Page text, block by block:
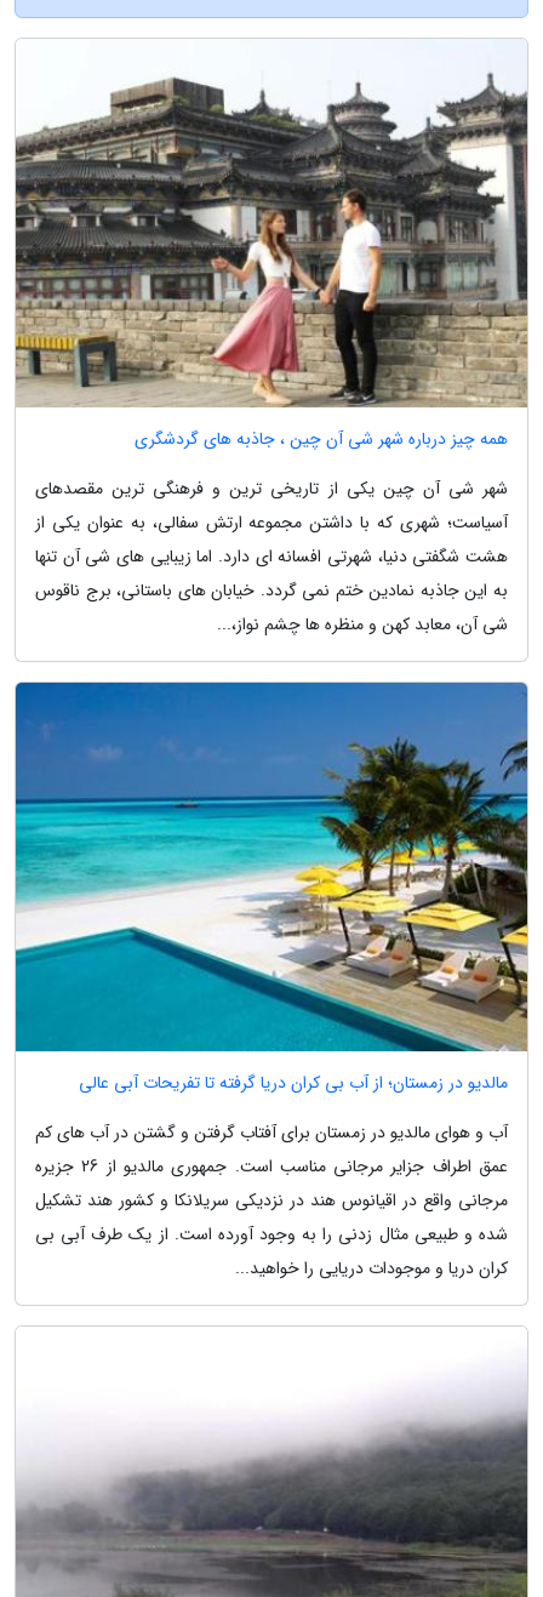
همه چیز درباره شهر شی آن چین ، جاذبه های گردشگری
شهر شی آن چین یکی از تاریخی ترین و فرهنگی ترین مقصدهای
آسیاست؛ شهری که با داشتن مجموعه ارتش سفالی، به عنوان یکی از
هشت شگفتی دنیا، شهرتی افسانه ای دارد. اما زیبایی های شی آن تنها
به این جاذبه نمادین ختم نمی گردد. خیابان های باستانی، برج ناقوس
شی آن، معابد کهن و منظره ها چشم نواز،...
مالدیو در زمستان؛ از آب بی کران دریا گرفته تا تفریحات آبی عالی
آب و هوای مالدیو در زمستان برای آفتاب گرفتن و گشتن در آب های کم
عمق اطراف جزایر مرجانی مناسب است. جمهوری مالدیو از 26 جزیره
مرجانی واقع در اقیانوس هند در نزدیکی سریلانکا و کشور هند تشکیل
شده و طبیعی مثال زدنی را به وجود آورده است. از یک طرف آبی بی
کران دریا و موجودات دریایی را خواهید...